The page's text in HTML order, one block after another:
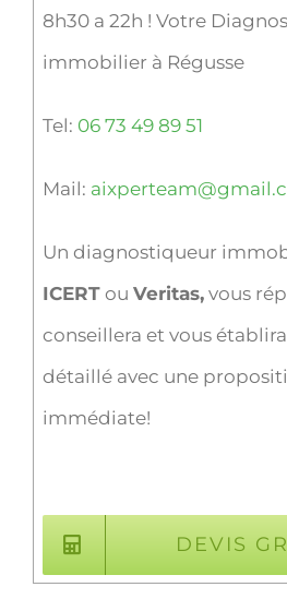
8h30 a 22h ! Votre
immobilier à Régusse
Tel: 06 73 49 89 51
Mail:
Un diagnostiqueur
ICERTou Veritas,vous
conseillera et vous
détaillé avec une
immédiate!
DEVIS